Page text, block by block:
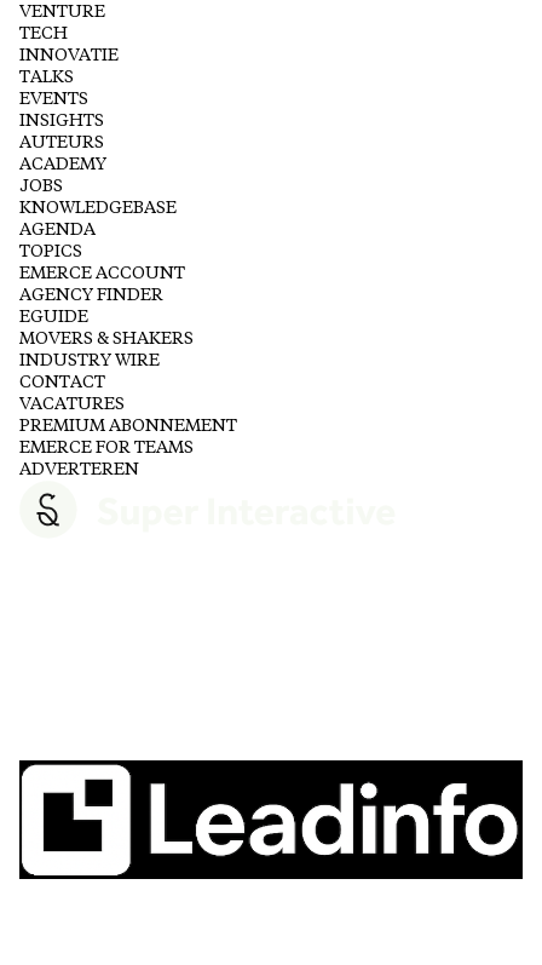
VENTURE
TECH
INNOVATIE
TALKS
EVENTS
INSIGHTS
AUTEURS
ACADEMY
JOBS
KNOWLEDGEBASE
AGENDA
TOPICS
EMERCE ACCOUNT
AGENCY FINDER
EGUIDE
MOVERS & SHAKERS
INDUSTRY WIRE
CONTACT
VACATURES
PREMIUM ABONNEMENT
EMERCE FOR TEAMS
ADVERTEREN